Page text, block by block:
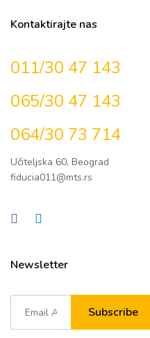
Kontaktirajte nas
011/30 47 143
065/30 47 143
064/30 73 714
Učiteljska 60, Beograd
fiducia011@mts.rs
Newsletter
Subscribe